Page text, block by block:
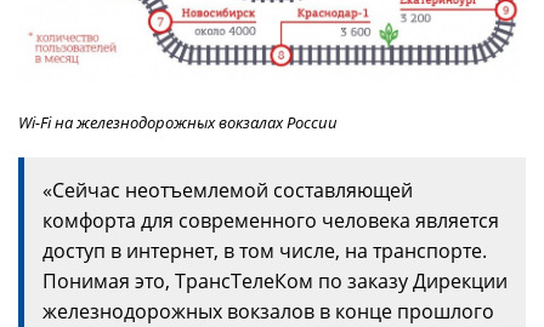
Wi-Fi на железнодорожных вокзалах России
«Сейчас неотъемлемой составляющей
комфорта для современного человека является
доступ в интернет, в том числе, на транспорте.
Понимая это, ТрансТелеКом по заказу Дирекции
железнодорожных вокзалов в конце прошлого